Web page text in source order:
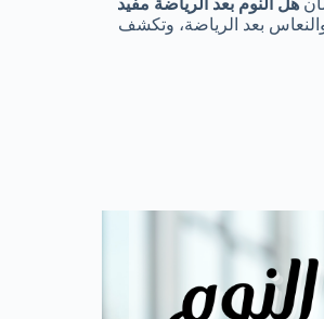
هل النوم بعد الرياضة مفيد
بعد الرياضة، وتكشف